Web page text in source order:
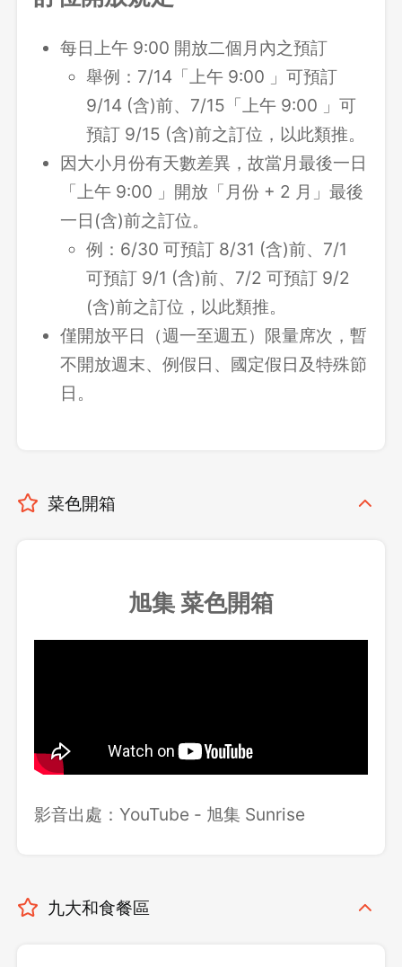
每日上午 9:00 開放二個月內之預訂
舉例：7/14「上午 9:00 」可預訂
9/14 (含)前、7/15「上午 9:00 」可
預訂 9/15 (含)前之訂位，以此類推。
因大小月份有天數差異，故當月最後一日
「上午 9:00 」開放「月份 + 2 月」最後
一日(含)前之訂位。
例：6/30 可預訂 8/31 (含)前、7/1
可預訂 9/1 (含)前、7/2 可預訂 9/2
(含)前之訂位，以此類推。
僅開放平日（週一至週五）限量席次，暫
不開放週末、例假日、國定假日及特殊節
日。
菜色開箱
旭集 菜色開箱
影音出處：YouTube - 旭集 Sunrise
九大和食餐區